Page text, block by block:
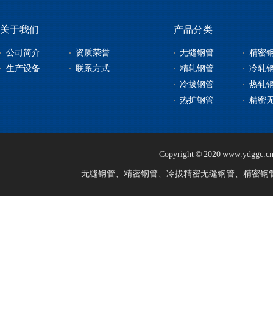
关于我们
公司简介
资质荣誉
生产设备
联系方式
产品分类
无缝钢管
精密
精轧钢管
冷轧
冷拔钢管
热轧
热扩钢管
精密
Copyright © 2020
无缝钢管、 精密钢管、 冷拔精密无缝钢管、 精密钢